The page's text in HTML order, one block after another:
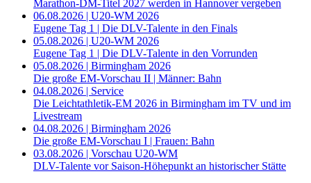
Marathon-DM-Titel 2027 werden in Hannover vergeben
06.08.2026 | U20-WM 2026
Eugene Tag 1 | Die DLV-Talente in den Finals
05.08.2026 | U20-WM 2026
Eugene Tag 1 | Die DLV-Talente in den Vorrunden
05.08.2026 | Birmingham 2026
Die große EM-Vorschau II | Männer: Bahn
04.08.2026 | Service
Die Leichtathletik-EM 2026 in Birmingham im TV und im
Livestream
04.08.2026 | Birmingham 2026
Die große EM-Vorschau I | Frauen: Bahn
03.08.2026 | Vorschau U20-WM
DLV-Talente vor Saison-Höhepunkt an historischer Stätte